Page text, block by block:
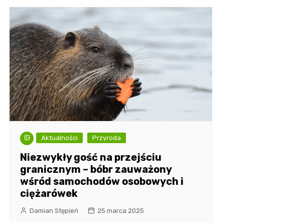
Aktualności Przyroda
Niezwykły gość na przejściu
granicznym – bóbr zauważony
wśród samochodów osobowych i
ciężarówek
Damian Stępień 25 marca 2025